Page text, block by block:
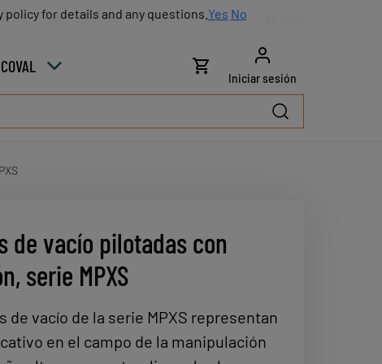
Distribuidores Contacto comercial
Iniciar sesión
de vacío pilotadas con
serie MPXS
de vacío de la serie MPXS representan
en el campo de la manipulación
for details and any questions. Yes No
for details and any questions. Yes No